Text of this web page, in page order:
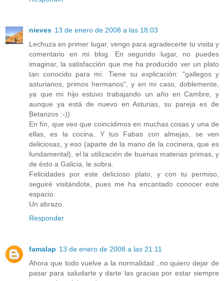
nieves 13 de enero de 2008 a las 18:03
Lechuza en primer lugar, vengo para agradecerte tu visita y
comentario en mi blog. En segundo lugar, no puedes
imaginar, la satisfacción que me ha producido ver un plato
tan conocido para mí. Tiene su explicación: "gallegos y
asturianos, primos hermanos", y en mi caso, doblemente,
ya que mi hijo estuvo trabajando un año en Cambre, y
aunque ya está de nuevo en Asturias, su pareja es de
Betanzos :-))
En fín, que veo que coincidimos en muchas cosas y una de
ellas, es la cocina. Y tus Fabas con almejas, se ven
deliciosas, y eso (aparte de la mano de la cocinera, que es
fundamental), el la utilización de buenas materias primas, y
de ésto a Galicia, le sobra.
Felicidades por este delicioso plato, y con tu permiso,
seguiré visitándote, pues me ha encantado conocer este
espacio.
Un abrazo.
Responder
famalap 13 de enero de 2008 a las 21:11
Ahora que todo vuelve a la normalidad...no quiero dejar de
pasar para saludarte y darte las gracias por estar siempre